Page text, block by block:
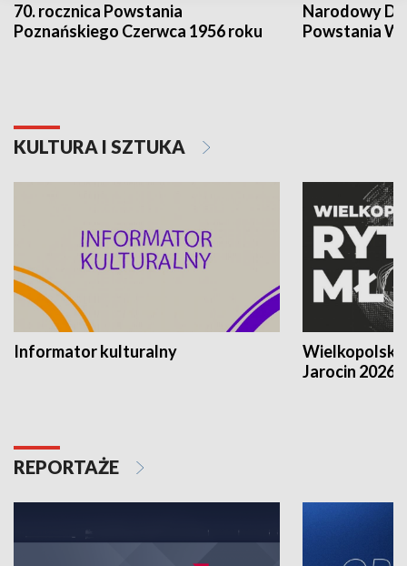
70. rocznica Powstania
Poznańskiego Czerwca 1956 roku
Narodowy
Powstania
KULTURA I SZTUKA
Informator kulturalny
Jarocin 2026
REPORTAŻE